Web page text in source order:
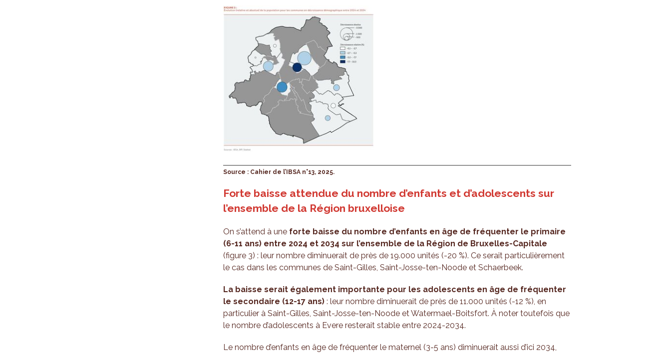
Source : Cahier de l’IBSA n°13, 2025.
Forte baisse attendue du nombre d’enfants et d’adolescents sur
l’ensemble de la Région bruxelloise
On s’attend à une forte baisse du nombre d’enfants en âge de fréquenter le primaire
(6-11 ans) entre 2024 et 2034 sur l’ensemble de la Région de Bruxelles-Capitale
(figure 3) : leur nombre diminuerait de près de 19.000 unités (-20 %). Ce serait particulièrement
le cas dans les communes de Saint-Gilles, Saint-Josse-ten-Noode et Schaerbeek.
La baisse serait également importante pour les adolescents en âge de fréquenter
le secondaire (12-17 ans) : leur nombre diminuerait de près de 11.000 unités (-12 %), en
particulier à Saint-Gilles, Saint-Josse-ten-Noode et Watermael-Boitsfort. À noter toutefois que
le nombre d’adolescents à Evere resterait stable entre 2024-2034.
Le nombre d’enfants en âge de fréquenter le maternel (3-5 ans) diminuerait aussi d’ici 2034,